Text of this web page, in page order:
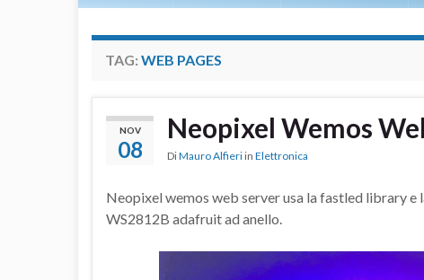
TAG: WEB PAGES
NOV
08
Neopixel Wemos
DiMauro Alfieri in Elettronica
Neopixel wemos web server usa la fastled library
WS2812B adafruit ad anello.